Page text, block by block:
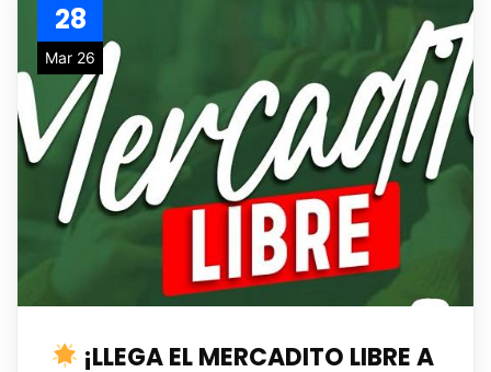
28
Mar 26
¡LLEGA EL MERCADITO LIBRE A